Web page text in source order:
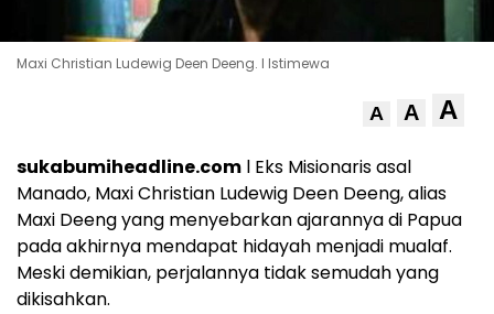
Maxi Christian Ludewig Deen Deeng. l Istimewa
A A A
sukabumiheadline.com l Eks Misionaris asal
Manado, Maxi Christian Ludewig Deen Deeng, alias
Maxi Deeng yang menyebarkan ajarannya di Papua
pada akhirnya mendapat hidayah menjadi mualaf.
Meski demikian, perjalannya tidak semudah yang
dikisahkan.